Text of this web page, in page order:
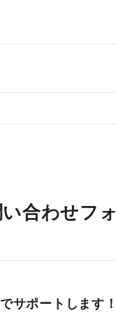
合わせフォ
サポートします！